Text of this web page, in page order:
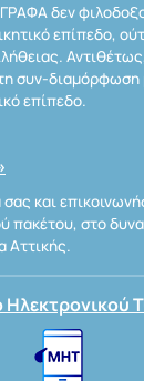
δεν
επίπεδο,
συν-διαμόρφωση
επίπεδο.
και
πακέτου, στο
Αττικής.